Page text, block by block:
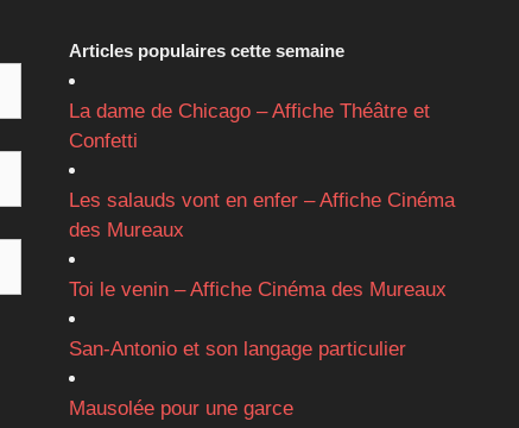
Articles populaires cette semaine
La dame de Chicago – Affiche Théâtre et
Confetti
Les salauds vont en enfer – Affiche Cinéma
des Mureaux
Toi le venin – Affiche Cinéma des Mureaux
San-Antonio et son langage particulier
Mausolée pour une garce